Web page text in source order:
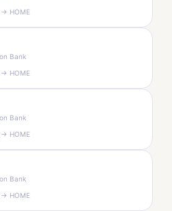
→ HOME
Bank
→ HOME
Bank
→ HOME
Bank
→ HOME